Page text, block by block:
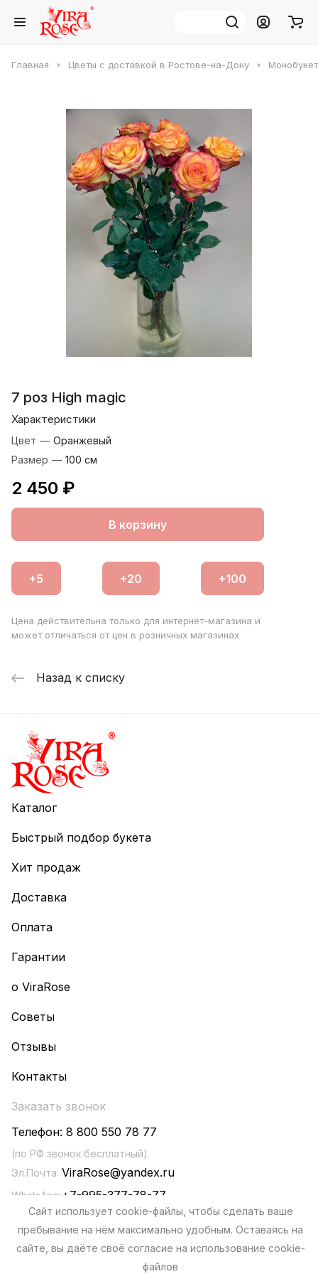
Сайт использует cookie-файлы, чтобы сделать ваше
пребывание на нём максимально удобным. Оставаясь на
сайте, вы даёте своё согласие на использование cookie-
файлов
Главная Цветы с доставкой в Ростове-на-Дону Монобукет
7 роз High magic
Характеристики
Цвет — Оранжевый
Размер — 100 см
2 450 ₽
В корзину
Цена действительна только для интернет-магазина и
может отличаться от цен в розничных магазинах
Назад к списку
Каталог
Быстрый подбор букета
Хит продаж
Доставка
Оплата
Гарантии
о ViraRose
Советы
Отзывы
Контакты
Заказать звонок
Телефон: 8 800 550 78 77
(по РФ звонок бесплатный)
Эл.Почта: ViraRose@yandex.ru
WhatsApp: +7-995-377-78-77
Политика конфиденциальности